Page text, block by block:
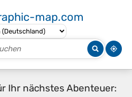
map.com
Ihr nächstes Abenteuer: